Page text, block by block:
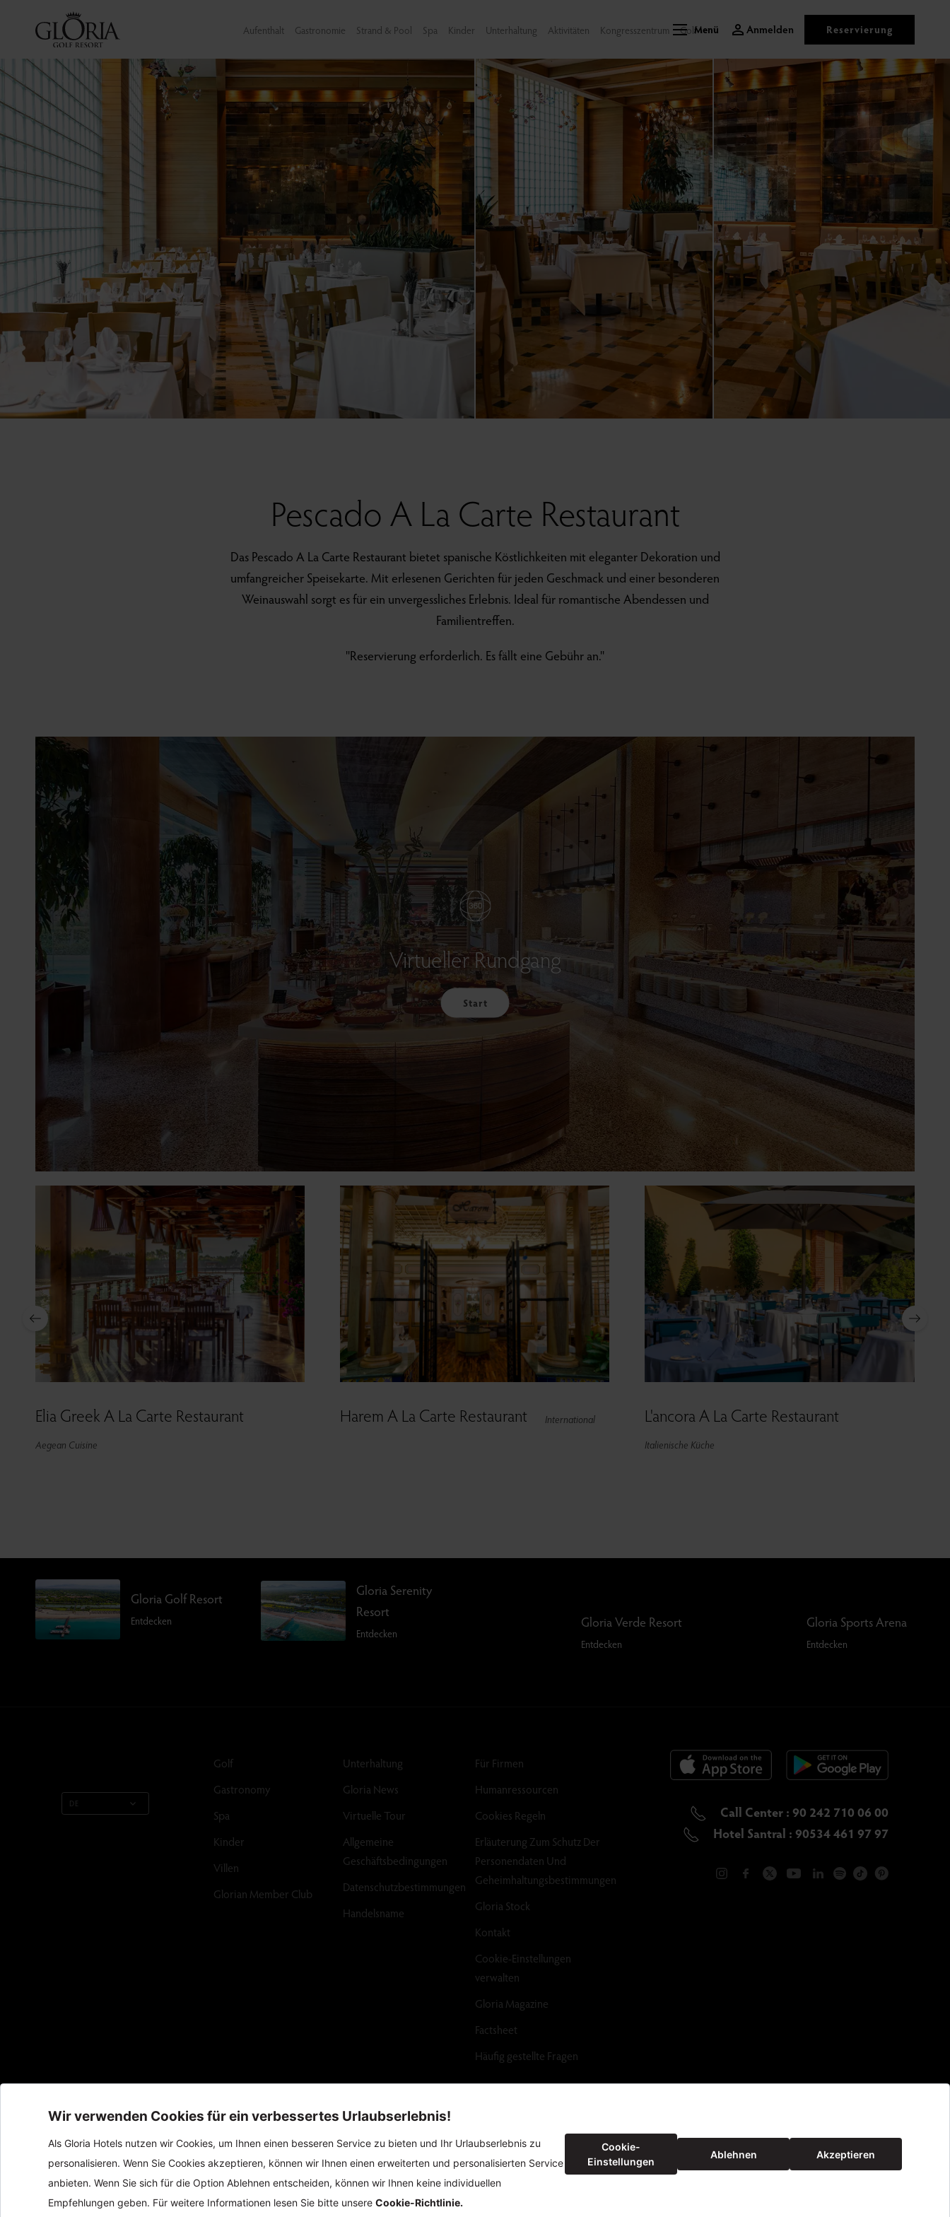
Aufenthalt Gastronomie Strand & Pool Spa Kinder Unterhaltung Aktivitäten Kongresszentrum Golf Reservierung
Anmelden
Menü
Pescado A La Carte Restaurant
Das Pescado A La Carte Restaurant bietet spanische Köstlichkeiten mit eleganter Dekoration und
umfangreicher Speisekarte. Mit erlesenen Gerichten für jeden Geschmack und einer besonderen
Weinauswahl sorgt es für ein unvergessliches Erlebnis. Ideal für romantische Abendessen und
Familientreffen.
''Reservierung erforderlich. Es fällt eine Gebühr an.''
Virtueller Rundgang
Start
Elia Greek A La Carte Restaurant
Aegean Cuisine
Harem A La Carte Restaurant International L'ancora A La Carte Restaurant
Italienische Küche
Gloria Golf Resort
Entdecken
Gloria Serenity
Resort
Entdecken
Gloria Verde Resort
Entdecken
Gloria Sports Arena
Entdecken
DE
Golf
Gastronomy
Spa
Kinder
Villen
Glorian Member Club
Unterhaltung
Gloria News
Virtuelle Tour
Allgemeine
Geschäftsbedingungen
Datenschutzbestimmungen
Handelsname
Für Firmen
Humanressourcen
Cookies Regeln
Erläuterung Zum Schutz Der
Personendaten Und
Geheimhaltungsbestimmungen
Gloria Stock
Kontakt
Cookie-Einstellungen
verwalten
Gloria Magazine
Factsheet
Häufig gestellte Fragen
Call Center : 90 242 710 06 00
Hotel Santral : 90534 461 97 97
Gloria Hotels & Resorts sind eine MarkeÖZALTIN
Copyright ©2024 Gloria Hotels & Resorts. Alle Rechte
vorbehalten.